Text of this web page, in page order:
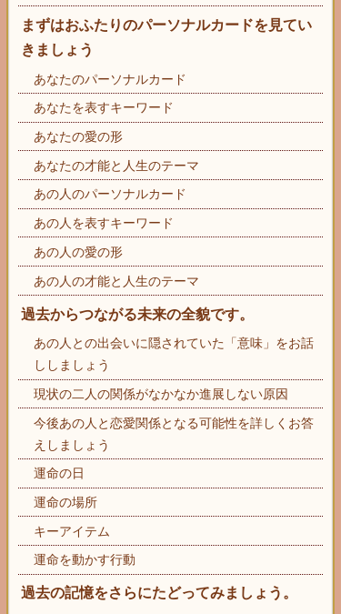
まずはおふたりのパーソナルカードを見てい
きましょう
あなたのパーソナルカード
あなたを表すキーワード
あなたの愛の形
あなたの才能と人生のテーマ
あの人のパーソナルカード
あの人を表すキーワード
あの人の愛の形
あの人の才能と人生のテーマ
過去からつながる未来の全貌です。
あの人との出会いに隠されていた「意味」をお話
ししましょう
現状の二人の関係がなかなか進展しない原因
今後あの人と恋愛関係となる可能性を詳しくお答
えしましょう
運命の日
運命の場所
キーアイテム
運命を動かす行動
過去の記憶をさらにたどってみましょう。